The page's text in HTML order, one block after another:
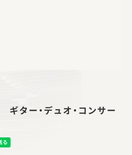
ター・デュオ・コンサー